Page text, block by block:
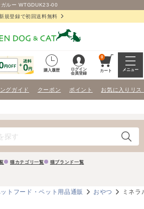
ガルー WTGDUK23-00
規登録で初回送料無料
購入履歴
ログイン
会員登録
0
カート メニュー
グガイド クーポン ポイント お気に入りリス
猫カテゴリ一覧 猫ブランド一覧
トフード・ペット用品通販 おやつ ミネ